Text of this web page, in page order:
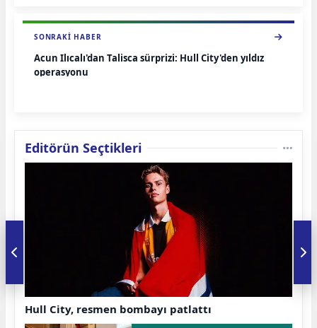
SONRAKI HABER
Acun Ilıcalı'dan Talisca sürprizi: Hull City'den yıldız
operasyonu
Editörün Seçtikleri
Hull City, resmen bombayı patlattı